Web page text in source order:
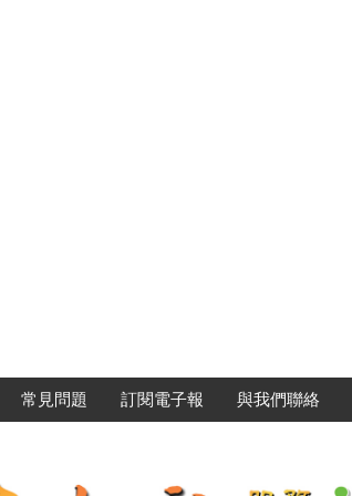
常見問題 訂閱電子報 與我們聯絡